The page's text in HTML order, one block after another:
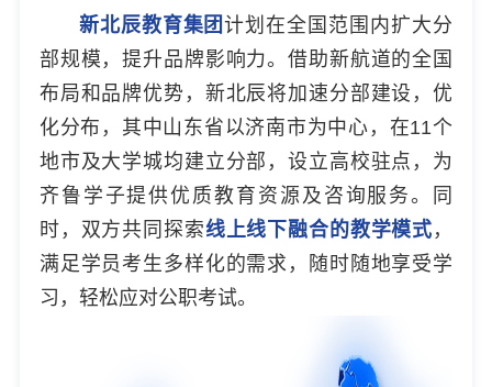
新北辰教育集团计划在全国范围内扩大分
部规模，提升品牌影响力。借助新航道的全国
布局和品牌优势，新北辰将加速分部建设，优
化分布，其中山东省以济南市为中心，在11个
地市及大学城均建立分部，设立高校驻点，为
齐鲁学子提供优质教育资源及咨询服务。同
时，双方共同探索线上线下融合的教学模式 ，
满足学员考生多样化的需求，随时随地享受学
习，轻松应对公职考试。